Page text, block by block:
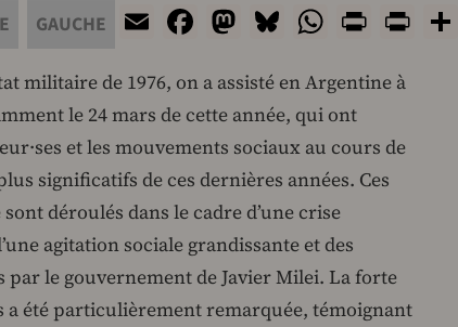
GAUCHE EmailFacebook
Mastodon
Bluesky
WhatsApp
Print
militaire de 1976, on a assisté en Argentine à
le 24 mars de cette année, qui ont
et les mouvements sociaux au cours de
significatifs de ces dernières années. Ces
déroulés dans le cadre d’une crise
agitation sociale grandissante et des
le gouvernement de Javier Milei. La forte
été particulièrement remarquée, témoignant